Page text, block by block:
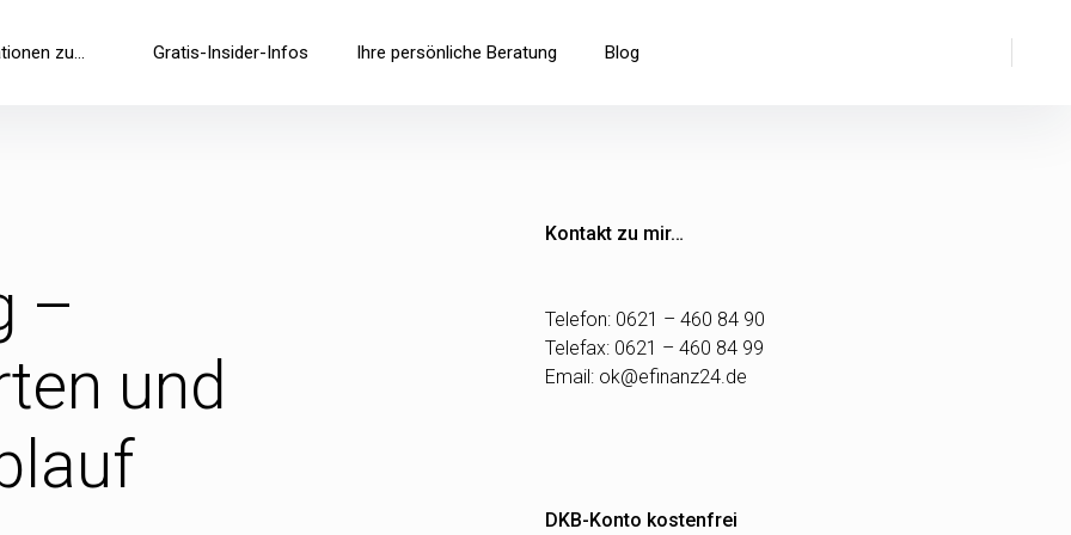
zu… Gratis-Insider-Infos Ihre persönliche Beratung Blog
–
und
Kontakt zu mir…
Telefon: 0621 – 460 84 90
Telefax: 0621 – 460 84 99
Email: ok@efinanz24.de
DKB-Konto kostenfrei